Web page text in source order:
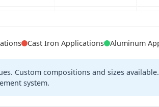
Low C steel
more
Custom
All standards
Cast Iron Applications Aluminum
Custom compositions and sizes
system.